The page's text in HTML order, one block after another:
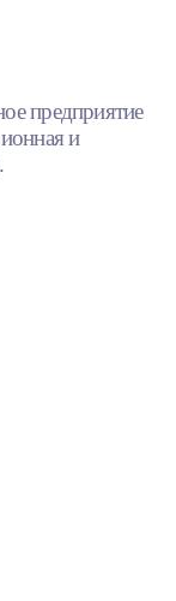
предприятие
и